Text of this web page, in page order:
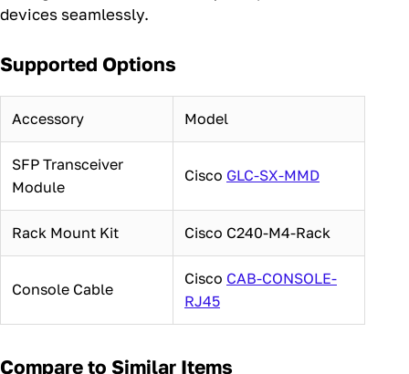
devices seamlessly.
Supported Options
Accessory Model
SFP Transceiver
Module
Cisco GLC-SX-MMD
Rack Mount Kit Cisco C240-M4-Rack
Console Cable
Cisco CAB-CONSOLE-
RJ45
Compare to Similar Items